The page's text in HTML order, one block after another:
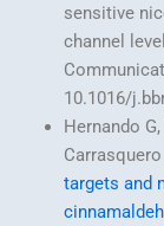
sensitive
channel
10.1016/
Hernando
targets and